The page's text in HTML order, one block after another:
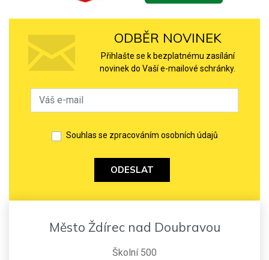
ODBĚR NOVINEK
Přihlašte se k bezplatnému zasílání
novinek do Vaší e-mailové schránky.
Souhlas se zpracováním osobních údajů
ODESLAT
Město Ždírec nad Doubravou
Školní 500